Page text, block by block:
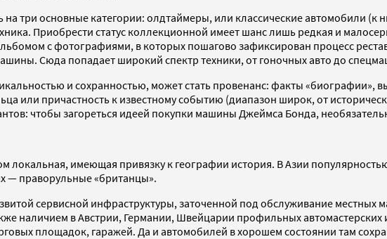
три основные категории: олдтаймеры, или классические автомобили (к
Приобрести статус коллекционной имеет шанс лишь редкая и
с фотографиями, в которых пошагово зафиксирован процесс
Сюда попадает широкий спектр техники, от гоночных авто до
и сохранностью, может стать провенанс: факты
или причастность к известному событию (диапазон широк, от
чтобы загореться идеей покупки машины Джеймса Бонда,
локальная, имеющая привязку к географии история. В Азии
— праворульные «британцы».
сервисной инфраструктуры, заточенной под обслуживание местных
наличием в Австрии, Германии, Швейцарии профильных
площадок, гаражей. Да и автомобилей в хорошем состоянии там